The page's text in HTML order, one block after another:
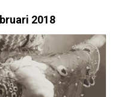
2018